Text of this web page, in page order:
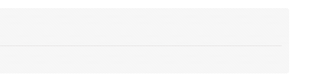
แต่ใช้บังคับกับผู้รับใบอนุญาตที่ดำเนินการซื้อกิจการ (Acquisition) ด้วยการเข้าซื้อหุ้นหรือ
ทั้งหมดของผู้รับใบอนุญาตรายอื่น หรือเข้าซื้อสินทรัพย์ทั้งหมดหรือบางส่วนเพื่อควบคุมนโยบายหรือก
อื่น ที่ต้องขออนุญาตจาก กสทช. ก่อน ดังนั้น ประกาศเรื่องมาตรการป้องกันการผูกขาดฯ ปี 2549 จึง
และ dtac ในครั้งนี้
อง กสทช. ในการพิจารณาการควบรวมกิจการหรือการรวมธุรกิจที่ผ่านมา จะพบว่าภายหลังจากที่ปร